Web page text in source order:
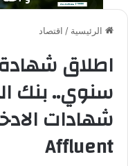
الرئيسية / اقتصاد
سنوي.. بنك
شهادات
Affluent